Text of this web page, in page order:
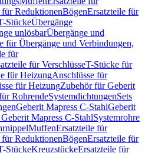
für ReduktionenBögenErsatzteile für
StückeÜbergänge
unlösbarÜbergänge und
für Übergänge und Verbindungen,
für
für VerschlüsseT-Stücke für
für HeizungAnschlüsse für
für HeizungZubehör für Geberit
RohrendeSystemdichtungenSets
Geberit Mapress C-StahlGeberit
Mapress C-StahlSystemrohre
MuffenErsatzteile für
für ReduktionenBögenErsatzteile für
StückeKreuzstückeErsatzteile für